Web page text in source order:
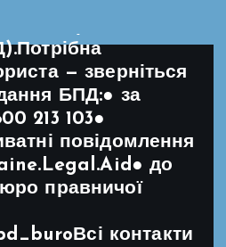
— зверніться
БПД:● за
213 103●
повідомлення
до
правничої
контакти